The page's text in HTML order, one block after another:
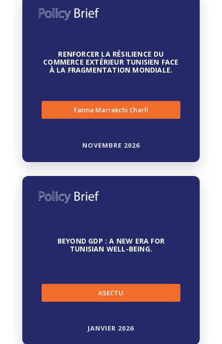
RENFORCER LA RÉSILIENCE DU
COMMERCE EXTÉRIEUR TUNISIEN FACE
À LA FRAGMENTATION MONDIALE.
Fatma Marrakchi Charfi
NOVEMBRE 2026
BEYOND GDP : A NEW ERA FOR
TUNISIAN WELL-BEING.
ASECTU
JANVIER 2026